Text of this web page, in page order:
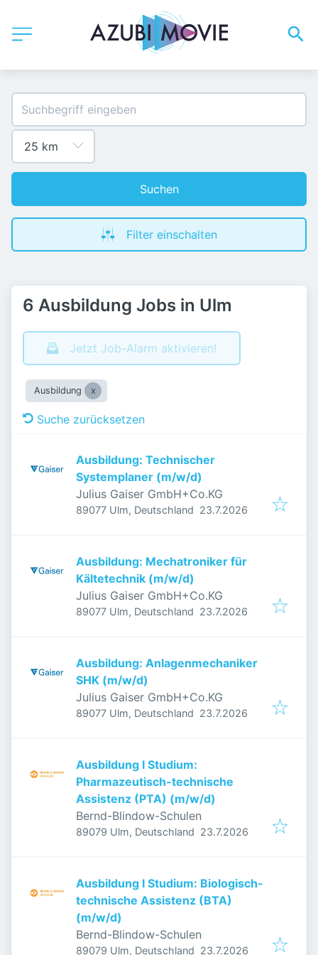
Suchen
Filter einschalten
6 Ausbildung Jobs in Ulm
Jetzt Job-Alarm aktivieren!
Ausbildung
Suche zurücksetzen
Ausbildung: Technischer
Systemplaner (m/w/d)
Julius Gaiser GmbH+Co.KG
89077 Ulm, Deutschland Veröffentlicht
23.7.2026
Ausbildung: Mechatroniker für
Kältetechnik (m/w/d)
Julius Gaiser GmbH+Co.KG
89077 Ulm, Deutschland Veröffentlicht
23.7.2026
Ausbildung: Anlagenmechaniker
SHK (m/w/d)
Julius Gaiser GmbH+Co.KG
89077 Ulm, Deutschland Veröffentlicht
23.7.2026
Ausbildung I Studium:
Pharmazeutisch-technische
Assistenz (PTA) (m/w/d)
Bernd-Blindow-Schulen
89079 Ulm, Deutschland Veröffentlicht
23.7.2026
Ausbildung I Studium: Biologisch-
technische Assistenz (BTA)
(m/w/d)
Bernd-Blindow-Schulen
89079 Ulm, Deutschland Veröffentlicht
23.7.2026